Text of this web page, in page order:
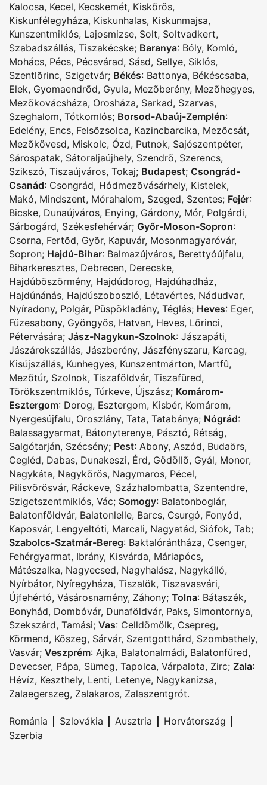
Kalocsa, Kecel, Kecskemét, Kiskõrös,
Kiskunfélegyháza, Kiskunhalas, Kiskunmajsa,
Kunszentmiklós, Lajosmizse, Solt, Soltvadkert,
Szabadszállás, Tiszakécske; Baranya: Bóly, Komló,
Mohács, Pécs, Pécsvárad, Sásd, Sellye, Siklós,
Szentlõrinc, Szigetvár; Békés: Battonya, Békéscsaba,
Elek, Gyomaendrõd, Gyula, Mezõberény, Mezõhegyes,
Mezõkovácsháza, Orosháza, Sarkad, Szarvas,
Szeghalom, Tótkomlós; Borsod-Abaúj-Zemplén:
Edelény, Encs, Felsõzsolca, Kazincbarcika, Mezõcsát,
Mezõkövesd, Miskolc, Ózd, Putnok, Sajószentpéter,
Sárospatak, Sátoraljaújhely, Szendrõ, Szerencs,
Szikszó, Tiszaújváros, Tokaj; Budapest; Csongrád-
Csanád: Csongrád, Hódmezõvásárhely, Kistelek,
Makó, Mindszent, Mórahalom, Szeged, Szentes; Fejér:
Bicske, Dunaújváros, Enying, Gárdony, Mór, Polgárdi,
Sárbogárd, Székesfehérvár; Győr-Moson-Sopron:
Csorna, Fertõd, Gyõr, Kapuvár, Mosonmagyaróvár,
Sopron; Hajdú-Bihar: Balmazújváros, Berettyóújfalu,
Biharkeresztes, Debrecen, Derecske,
Hajdúböszörmény, Hajdúdorog, Hajdúhadház,
Hajdúnánás, Hajdúszoboszló, Létavértes, Nádudvar,
Nyíradony, Polgár, Püspökladány, Téglás; Heves: Eger,
Füzesabony, Gyöngyös, Hatvan, Heves, Lõrinci,
Pétervására; Jász-Nagykun-Szolnok: Jászapáti,
Jászárokszállás, Jászberény, Jászfényszaru, Karcag,
Kisújszállás, Kunhegyes, Kunszentmárton, Martfû,
Mezõtúr, Szolnok, Tiszaföldvár, Tiszafüred,
Törökszentmiklós, Túrkeve, Újszász; Komárom-
Esztergom: Dorog, Esztergom, Kisbér, Komárom,
Nyergesújfalu, Oroszlány, Tata, Tatabánya; Nógrád:
Balassagyarmat, Bátonyterenye, Pásztó, Rétság,
Salgótarján, Szécsény; Pest: Abony, Aszód, Budaörs,
Cegléd, Dabas, Dunakeszi, Érd, Gödöllõ, Gyál, Monor,
Nagykáta, Nagykõrös, Nagymaros, Pécel,
Pilisvörösvár, Ráckeve, Százhalombatta, Szentendre,
Szigetszentmiklós, Vác; Somogy: Balatonboglár,
Balatonföldvár, Balatonlelle, Barcs, Csurgó, Fonyód,
Kaposvár, Lengyeltóti, Marcali, Nagyatád, Siófok, Tab;
Szabolcs-Szatmár-Bereg: Baktalórántháza, Csenger,
Fehérgyarmat, Ibrány, Kisvárda, Máriapócs,
Mátészalka, Nagyecsed, Nagyhalász, Nagykálló,
Nyírbátor, Nyíregyháza, Tiszalök, Tiszavasvári,
Újfehértó, Vásárosnamény, Záhony; Tolna: Bátaszék,
Bonyhád, Dombóvár, Dunaföldvár, Paks, Simontornya,
Szekszárd, Tamási; Vas: Celldömölk, Csepreg,
Körmend, Kõszeg, Sárvár, Szentgotthárd, Szombathely,
Vasvár; Veszprém: Ajka, Balatonalmádi, Balatonfüred,
Devecser, Pápa, Sümeg, Tapolca, Várpalota, Zirc; Zala:
Hévíz, Keszthely, Lenti, Letenye, Nagykanizsa,
Zalaegerszeg, Zalakaros, Zalaszentgrót.
Románia | Szlovákia | Ausztria | Horvátország |
Szerbia